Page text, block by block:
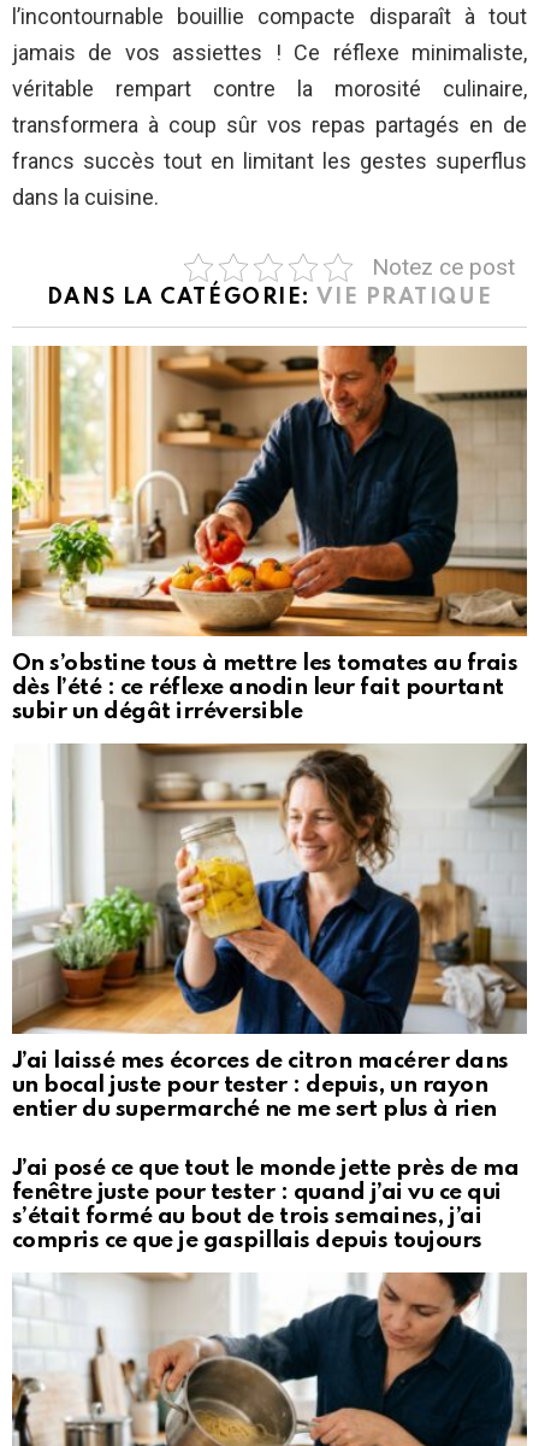
l’incontournable bouillie compacte disparaît à tout
jamais de vos assiettes ! Ce réflexe minimaliste,
véritable rempart contre la morosité culinaire,
transformera à coup sûr vos repas partagés en de
francs succès tout en limitant les gestes superflus
dans la cuisine.
Notez ce post
DANS LA CATÉGORIE: VIE PRATIQUE
On s’obstine tous à mettre les tomates au frais
dès l’été : ce réflexe anodin leur fait pourtant
subir un dégât irréversible
J’ai laissé mes écorces de citron macérer dans
un bocal juste pour tester : depuis, un rayon
entier du supermarché ne me sert plus à rien
J’ai posé ce que tout le monde jette près de ma
fenêtre juste pour tester : quand j’ai vu ce qui
s’était formé au bout de trois semaines, j’ai
compris ce que je gaspillais depuis toujours